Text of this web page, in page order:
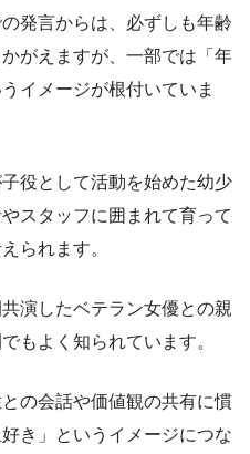
発言からは、必ずしも年齢
がえますが、一部では「年
イメージが根付いていま
役として活動を始めた幼少
スタッフに囲まれて育って
られます。
演したベテラン女優との親
もよく知られています。
の会話や価値観の共有に慣
き」というイメージにつな